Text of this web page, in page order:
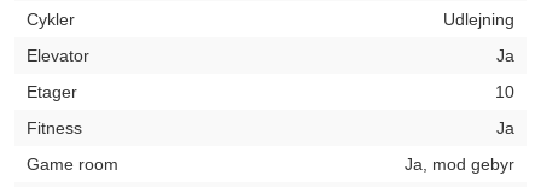
Cykler
Udlejning
Elevator
Ja
Etager
10
Fitness
Ja
Game room
Ja, mod gebyr